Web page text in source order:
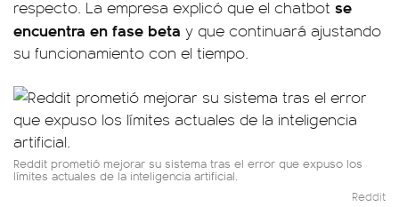
respecto. La empresa explicó que el chatbot se
encuentra en fase beta y que continuará ajustando
su funcionamiento con el tiempo.
Reddit prometió mejorar su sistema tras el error que expuso los
límites actuales de la inteligencia artificial.
Reddit